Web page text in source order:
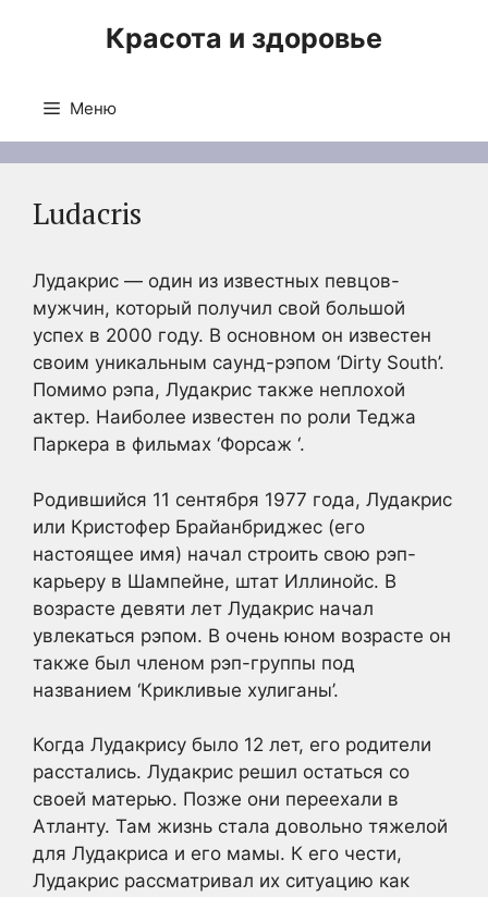
Красота и здоровье
Меню
Ludacris
Лудакрис — один из известных певцов-
мужчин, который получил свой большой
успех в 2000 году. В основном он известен
своим уникальным саунд-рэпом ‘Dirty South’.
Помимо рэпа, Лудакрис также неплохой
актер. Наиболее известен по роли Теджа
Паркера в фильмах ‘Форсаж ‘.
Родившийся 11 сентября 1977 года, Лудакрис
или Кристофер Брайанбриджес (его
настоящее имя) начал строить свою рэп-
карьеру в Шампейне, штат Иллинойс. В
возрасте девяти лет Лудакрис начал
увлекаться рэпом. В очень юном возрасте он
также был членом рэп-группы под
названием ‘Крикливые хулиганы’.
Когда Лудакрису было 12 лет, его родители
расстались. Лудакрис решил остаться со
своей матерью. Позже они переехали в
Атланту. Там жизнь стала довольно тяжелой
для Лудакриса и его мамы. К его чести,
Лудакрис рассматривал их ситуацию как